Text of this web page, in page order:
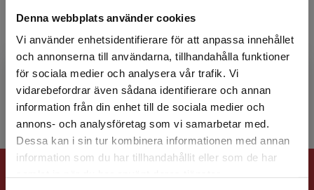
Denna webbplats använder cookies
Vi använder enhetsidentifierare för att anpassa innehållet
och annonserna till användarna, tillhandahålla funktioner
för sociala medier och analysera vår trafik. Vi
vidarebefordrar även sådana identifierare och annan
information från din enhet till de sociala medier och
annons- och analysföretag som vi samarbetar med.
Dessa kan i sin tur kombinera informationen med annan
information som du har tillhandahållit eller som de har
Begränsad fraktregion
Det verkar som att du besöker
studentlitteratur.se via en enhet utanför Sverige.
Johan Alvehus är professor i tjänstevetenskap
vid Lunds universitet. Han undervisar i
organisationsteori, ledarskap och akademiskt
skrivande. I sin...
Förlagskontakt